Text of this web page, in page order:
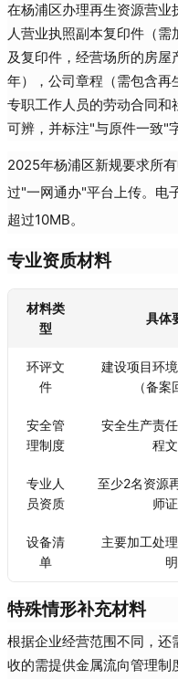
在杨浦区办理再生资源营
人营业执照副本复印件（
及复印件，经营场所的房屋
年），公司章程（需包含
专职工作人员的劳动合同
可辨，并标注"与原件一致"
2025年杨浦区新规要求所
过"一网通办"平台上传。电
超过10MB。
专业资质材料
材料类
型
具体
环评文
件
建设项目环
（备案
安全管
理制度
安全生产责
程
专业人
员资质
至少2名资源
师
设备清
单
主要加工处
明
特殊情形补充材料
根据企业经营范围不同，还
收的需提供金属流向管理